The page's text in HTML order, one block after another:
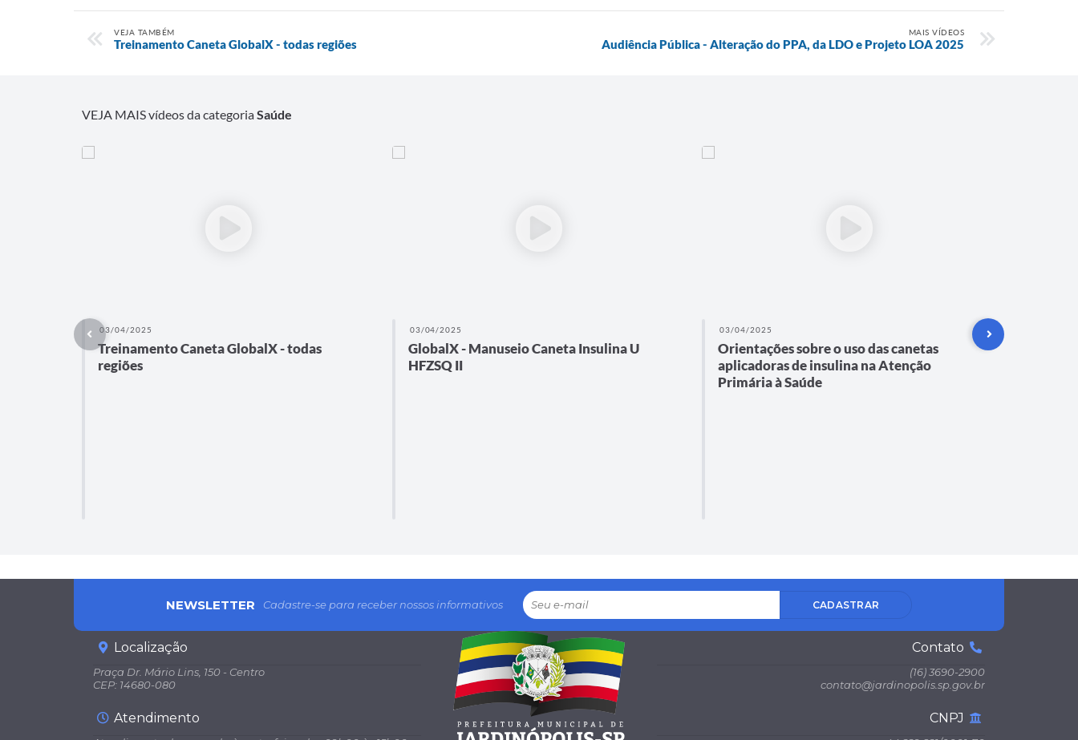
VEJA TAMBÉM
Treinamento Caneta GlobalX - todas regiões
MAIS VÍDEOS
Audiência Pública - Alteração do PPA, da LDO e Projeto LOA 2025
VEJA MAIS vídeos da categoriaSaúde
03/04/2025
Treinamento Caneta GlobalX - todas
regiões
03/04/2025
GlobalX - Manuseio Caneta Insulina U
HFZSQ II
03/04/2025
Orientações sobre o uso das canetas
aplicadoras de insulina na Atenção
Primária à Saúde
NEWSLETTER Cadastre-se para receber nossos informativos CADASTRAR
Localização
Praça Dr. Mário Lins, 150 - Centro
CEP: 14680-080
Contato
(16) 3690-2900
contato@jardinopolis.sp.gov.br
Atendimento CNPJ